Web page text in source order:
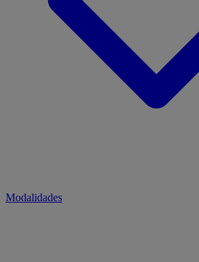
Modalidades